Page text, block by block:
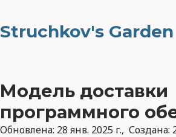
Struchkov's Garden
Модель доставки
программного
Обновлена: 28 янв. 2025 г. Создана: